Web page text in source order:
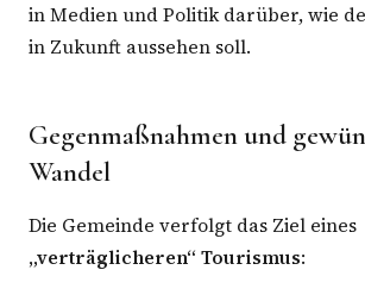
in Medien und Politik darüber, wie
in Zukunft aussehen soll.
Gegenmaßnahmen und
Wandel
Die Gemeinde verfolgt das Ziel eines
„verträglicheren“ Tourismus: